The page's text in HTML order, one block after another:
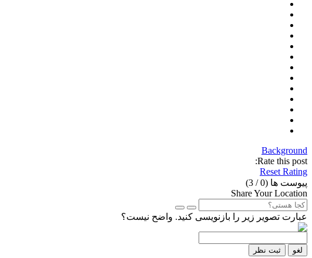
Background
Rate this post:
Reset Rating
پیوست ها (0
/ 3)
Share Your Location
عبارت تصویر زیر را بازنویسی کنید. واضح نیست؟
لغو ثبت نظر